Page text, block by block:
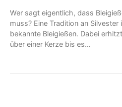
Wer sagt eigentlich, dass
muss? Eine Tradition an
bekannte Bleigießen. Dabei
über einer Kerze bis es…